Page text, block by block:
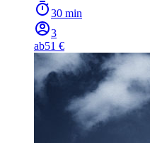
30 min
3
ab51 €